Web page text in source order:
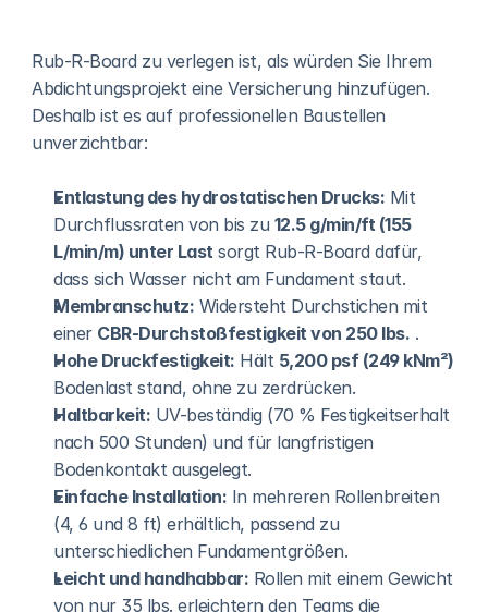
Rub-R-Board zu verlegen ist, als würden Sie Ihrem
Abdichtungsprojekt eine Versicherung hinzufügen.
Deshalb ist es auf professionellen Baustellen
unverzichtbar:
Entlastung des hydrostatischen Drucks: Mit
Durchflussraten von bis zu 12.5 g/min/ft (155
L/min/m) unter Last sorgt Rub-R-Board dafür,
dass sich Wasser nicht am Fundament staut.
Membranschutz: Widersteht Durchstichen mit
einer CBR-Durchstoßfestigkeit von 250 lbs. .
Hohe Druckfestigkeit: Hält 5,200 psf (249 kNm²)
Bodenlast stand, ohne zu zerdrücken.
Haltbarkeit: UV-beständig (70 % Festigkeitserhalt
nach 500 Stunden) und für langfristigen
Bodenkontakt ausgelegt.
Einfache Installation: In mehreren Rollenbreiten
(4, 6 und 8 ft) erhältlich, passend zu
unterschiedlichen Fundamentgrößen.
Leicht und handhabbar: Rollen mit einem Gewicht
von nur 35 lbs. erleichtern den Teams die